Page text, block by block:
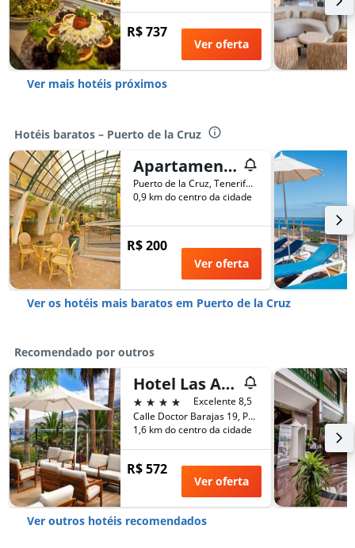
R$ 737
Ver oferta
Ver mais hotéis próximos
Hotéis baratos – Puerto de la Cruz
Apartamentos La Carabela
Puerto de la Cruz, Tenerife, Espanha
0,9 km do centro da cidade
R$ 200
Ver oferta
Ver os hotéis mais baratos em Puerto de la Cruz
Recomendado por outros
Hotel Las Aguilas Tenerife, Affiliated By Melia
4 estrelas
Excelente 8,5
Calle Doctor Barajas 19, Puerto de la Cruz, Tenerife, Espanha
1,6 km do centro da cidade
R$ 572
Ver oferta
Ver outros hotéis recomendados